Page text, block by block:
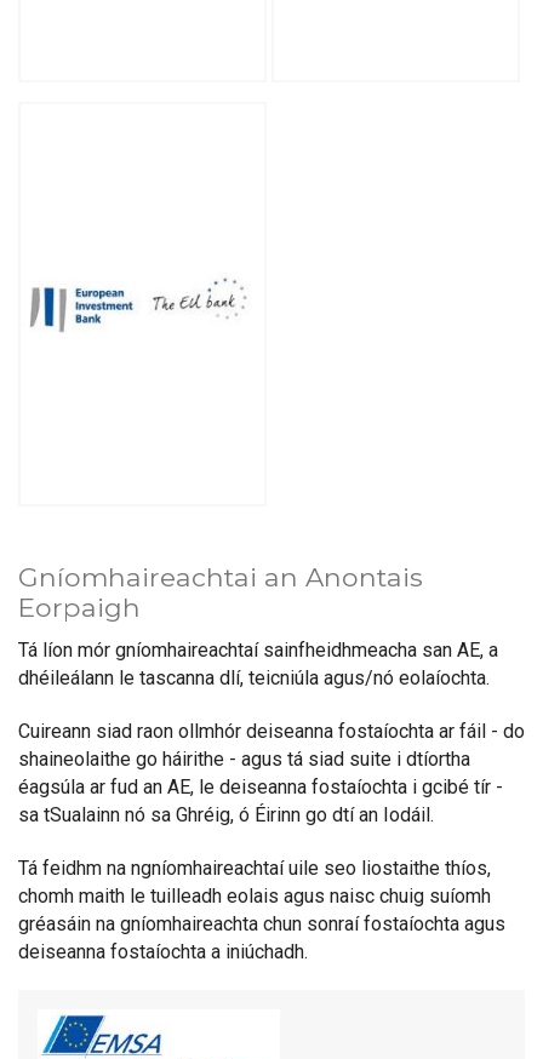
Gníomhaireachtai an Anontais
Eorpaigh
Tá líon mór gníomhaireachtaí sainfheidhmeacha san AE, a
dhéileálann le tascanna dlí, teicniúla agus/nó eolaíochta.
Cuireann siad raon ollmhór deiseanna fostaíochta ar fáil - do
shaineolaithe go háirithe - agus tá siad suite i dtíortha
éagsúla ar fud an AE, le deiseanna fostaíochta i gcibé tír -
sa tSualainn nó sa Ghréig, ó Éirinn go dtí an Iodáil.
Tá feidhm na ngníomhaireachtaí uile seo liostaithe thíos,
chomh maith le tuilleadh eolais agus naisc chuig suíomh
gréasáin na gníomhaireachta chun sonraí fostaíochta agus
deiseanna fostaíochta a iniúchadh.